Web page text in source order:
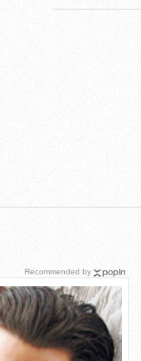
Recommended by